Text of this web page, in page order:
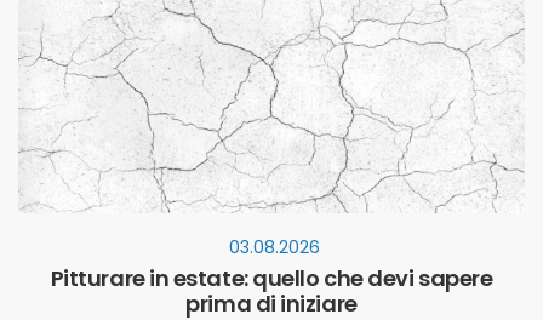
03.08.2026
Pitturare in estate: quello che devi sapere
prima di iniziare